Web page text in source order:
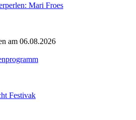
Mari Froes
am 06.08.2026
Festivak